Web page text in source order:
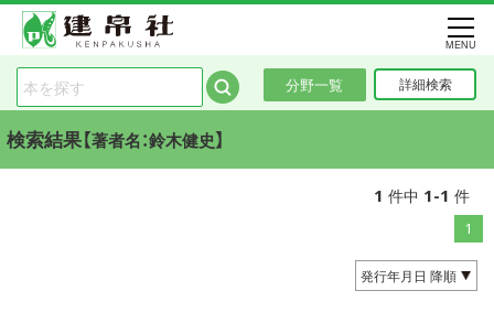
分野一覧 詳細検索
MENU
検索結果【著者名：鈴木健史】
1 件中 1-1 件
1